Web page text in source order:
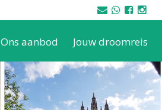
Ons aanbod Jouw droomreis